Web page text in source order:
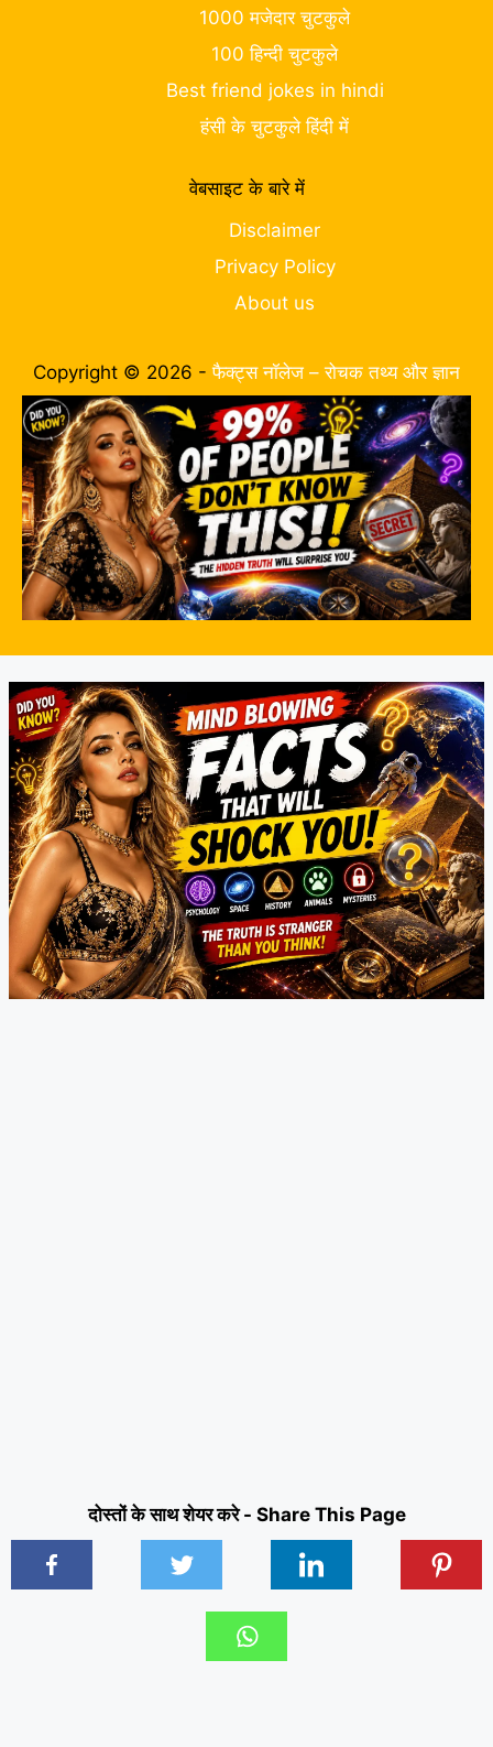
1000 मजेदार चुटकुले
100 हिन्दी चुटकुले
Best friend jokes in hindi
हंसी के चुटकुले हिंदी में
वेबसाइट के बारे में
Disclaimer
Privacy Policy
About us
Copyright © 2026 -फैक्ट्स नॉलेज – रोचक तथ्य और ज्ञान
दोस्तों के साथ शेयर करे - Share This Page